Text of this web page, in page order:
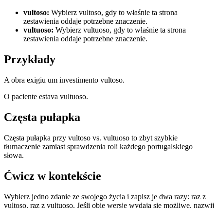
vultoso: Wybierz vultoso, gdy to właśnie ta strona
zestawienia oddaje potrzebne znaczenie.
vultuoso: Wybierz vultuoso, gdy to właśnie ta strona
zestawienia oddaje potrzebne znaczenie.
Przykłady
A obra exigiu um investimento vultoso.
O paciente estava vultuoso.
Częsta pułapka
Częsta pułapka przy vultoso vs. vultuoso to zbyt szybkie
tłumaczenie zamiast sprawdzenia roli każdego portugalskiego
słowa.
Ćwicz w kontekście
Wybierz jedno zdanie ze swojego życia i zapisz je dwa razy: raz z
vultoso, raz z vultuoso. Jeśli obie wersje wydają się możliwe, nazwij